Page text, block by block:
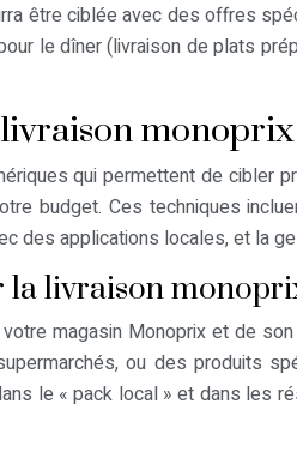
être ciblée avec des offres
le dîner (livraison de plats
monoprix
qui permettent de cibler
budget. Ces techniques
des applications locales, et la
la livraison
magasin Monoprix et de
ou des produits
le « pack local » et dans les